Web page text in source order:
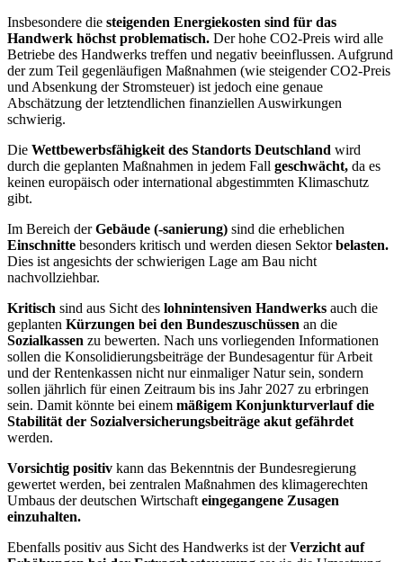
Insbesondere die steigenden Energiekosten sind für das
Handwerk höchst problematisch. Der hohe CO2-Preis wird alle
Betriebe des Handwerks treffen und negativ beeinflussen. Aufgrund
der zum Teil gegenläufigen Maßnahmen (wie steigender CO2-Preis
und Absenkung der Stromsteuer) ist jedoch eine genaue
Abschätzung der letztendlichen finanziellen Auswirkungen
schwierig.
Die Wettbewerbsfähigkeit des Standorts Deutschland wird
durch die geplanten Maßnahmen in jedem Fall geschwächt, da es
keinen europäisch oder international abgestimmten Klimaschutz
gibt.
Im Bereich derGebäude (-sanierung) sind die erheblichen
Einschnitte besonders kritisch und werden diesen Sektorbelasten.
Dies ist angesichts der schwierigen Lage am Bau nicht
nachvollziehbar.
Kritisch sind aus Sicht des lohnintensiven Handwerks auch die
geplanten Kürzungen bei den Bundeszuschüssen an die
Sozialkassen zu bewerten. Nach uns vorliegenden Informationen
sollen die Konsolidierungsbeiträge der Bundesagentur für Arbeit
und der Rentenkassen nicht nur einmaliger Natur sein, sondern
sollen jährlich für einen Zeitraum bis ins Jahr 2027 zu erbringen
sein. Damit könnte bei einem mäßigem Konjunkturverlauf die
Stabilität der Sozialversicherungsbeiträge akut gefährdet
werden.
Vorsichtig positiv kann das Bekenntnis der Bundesregierung
gewertet werden, bei zentralen Maßnahmen des klimagerechten
Umbaus der deutschen Wirtschaft eingegangene Zusagen
einzuhalten.
Ebenfalls positiv aus Sicht des Handwerks ist derVerzicht auf